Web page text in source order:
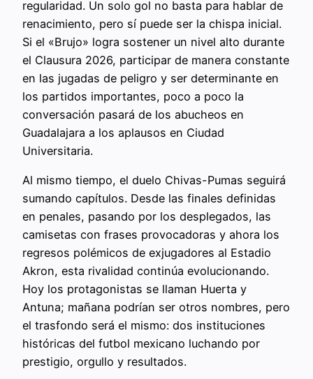
regularidad. Un solo gol no basta para hablar de
renacimiento, pero sí puede ser la chispa inicial.
Si el «Brujo» logra sostener un nivel alto durante
el Clausura 2026, participar de manera constante
en las jugadas de peligro y ser determinante en
los partidos importantes, poco a poco la
conversación pasará de los abucheos en
Guadalajara a los aplausos en Ciudad
Universitaria.
Al mismo tiempo, el duelo Chivas-Pumas seguirá
sumando capítulos. Desde las finales definidas
en penales, pasando por los desplegados, las
camisetas con frases provocadoras y ahora los
regresos polémicos de exjugadores al Estadio
Akron, esta rivalidad continúa evolucionando.
Hoy los protagonistas se llaman Huerta y
Antuna; mañana podrían ser otros nombres, pero
el trasfondo será el mismo: dos instituciones
históricas del futbol mexicano luchando por
prestigio, orgullo y resultados.